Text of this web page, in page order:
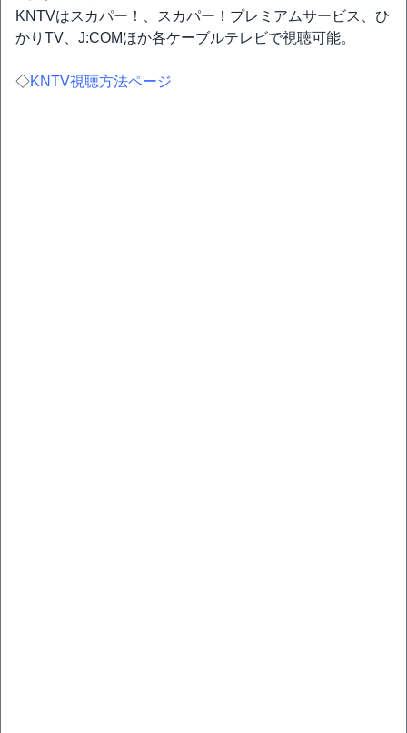
KNTVはスカパー！、スカパー！プレミアムサービス、ひ
かりTV、J:COMほか各ケーブルテレビで視聴可能。
◇KNTV視聴方法ページ